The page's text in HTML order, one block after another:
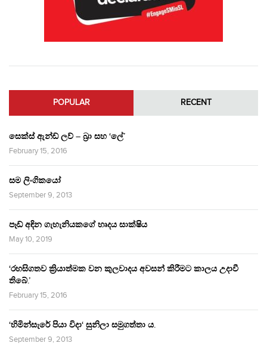
POPULAR RECENT
සෙක්ස් ඇන්ඩ් ලව් – බ්‍රා සහ ‘ලේ’
February 15, 2016
සම ලිංගිකයෝ
September 9, 2013
පෑඩ් අඳින ගැහැනියකගේ හෘදය සාක්ෂිය
May 10, 2019
‘රහසිගතව ක්‍රියාත්මක වන කුලවාදය අවසන් කිරීමට කාලය උදාවී
තිබේ.’
February 15, 2016
‘හිමින්සැරේ පියා විදා‘ සුනිලා සමුගත්තා ය.
September 9, 2013